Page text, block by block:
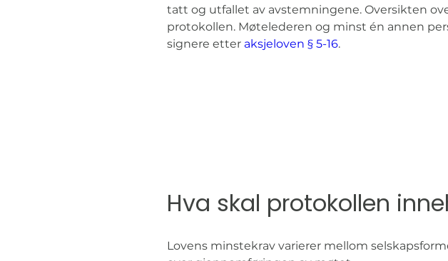
tatt og utfallet av avstemningene. Oversikten
protokollen. Møtelederen og minst én annen
signere etter aksjeloven § 5-16.
Hva skal protokollen
Lovens minstekrav varierer mellom